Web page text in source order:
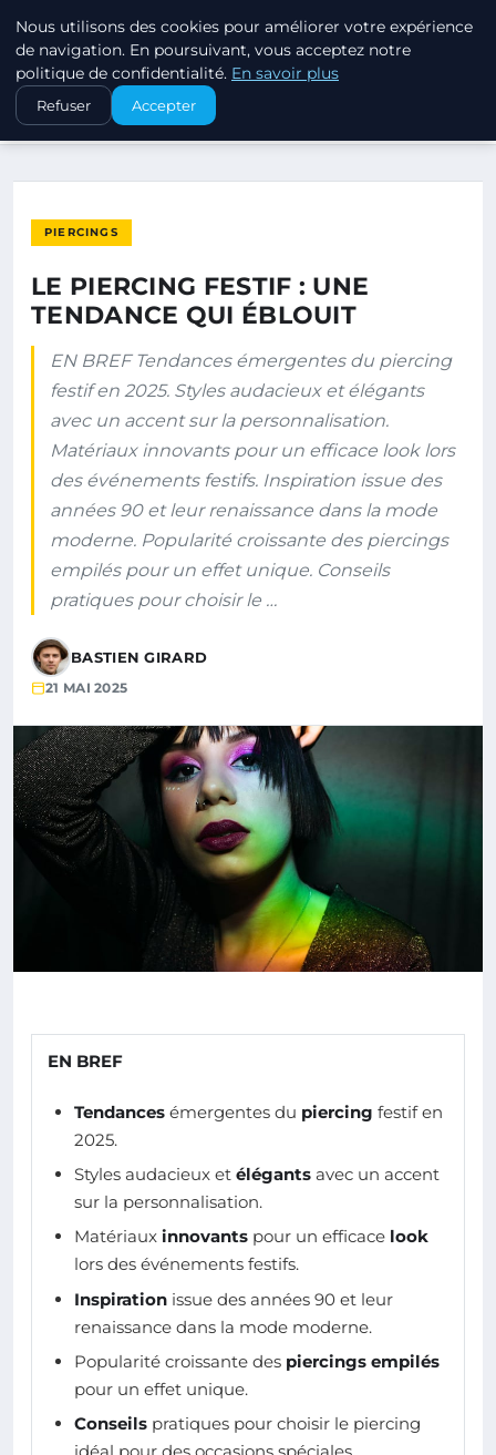
PIERCINGS ET PLUGS
ACCUEIL
PIERCINGS
LE PIERCING FESTIF : UNE TENDANCE QUI ÉBLOUIT
PIERCINGS
LE PIERCING FESTIF : UNE
TENDANCE QUI ÉBLOUIT
EN BREF Tendances émergentes du piercing
festif en 2025. Styles audacieux et élégants
avec un accent sur la personnalisation.
Matériaux innovants pour un efficace look lors
des événements festifs. Inspiration issue des
années 90 et leur renaissance dans la mode
moderne. Popularité croissante des piercings
empilés pour un effet unique. Conseils
pratiques pour choisir le …
BASTIEN GIRARD
21 MAI 2025
EN BREF
Tendances émergentes du piercing festif en
2025.
Styles audacieux et élégants avec un accent
sur la personnalisation.
Matériaux innovants pour un efficace look
lors des événements festifs.
Inspiration issue des années 90 et leur
renaissance dans la mode moderne.
Popularité croissante des piercings empilés
pour un effet unique.
Conseils pratiques pour choisir le piercing
Nous utilisons des cookies pour améliorer votre expérience
de navigation. En poursuivant, vous acceptez notre
politique de confidentialité. En savoir plus
Refuser Accepter